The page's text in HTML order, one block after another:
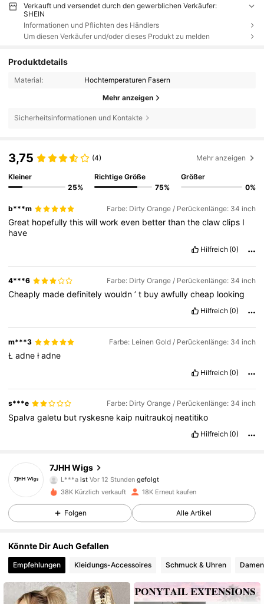
Verkauft und versendet durch den gewerblichen Verkäufer:
SHEIN
Informationen und Pflichten des Händlers
Um diesen Verkäufer und/oder dieses Produkt zu melden
Produktdetails
Material: Hochtemperaturen Fasern
Mehr anzeigen
Sicherheitsinformationen und Kontakte
3,75 (4) Mehr anzeigen
Kleiner
25%
Richtige Größe
75%
Größer
0%
b***m Farbe: Dirty Orange / Perückenlänge: 34 inch
Great hopefullythiswillworkeven betterthantheclawclips I
have
Hilfreich (0)
4***6 Farbe: Dirty Orange / Perückenlänge: 34 inch
Cheaply madedefinitelywouldn’t buyawfullycheap looking
Hilfreich (0)
m***3 Farbe: Leinen Gold / Perückenlänge: 34 inch
Ładneładne
Hilfreich (0)
s***e Farbe: Dirty Orange / Perückenlänge: 34 inch
Spalvagaletu but ryskesne kaip nuitraukoj neatitiko
Hilfreich (0)
7JHH Wigs
ist
gefolgt
ist am Durchsuchen
4,84 15K Follower
4,84
38K Kürzlich verkauft 18K Erneut kaufen
Folgen Alle Artikel
Könnte Dir Auch Gefallen
Empfehlungen Kleidungs-Accessoires Schmuck & Uhren